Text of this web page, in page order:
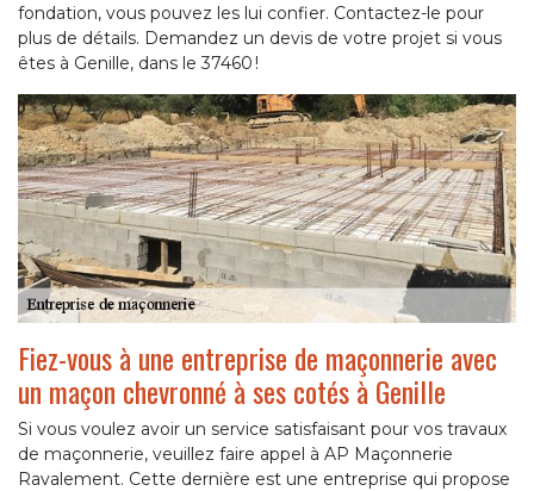
fondation, vous pouvez les lui confier. Contactez-le pour
plus de détails. Demandez un devis de votre projet si vous
êtes à Genille, dans le 37460 !
Fiez-vous à une entreprise de maçonnerie avec
un maçon chevronné à ses cotés à Genille
Si vous voulez avoir un service satisfaisant pour vos travaux
de maçonnerie, veuillez faire appel à AP Maçonnerie
Ravalement. Cette dernière est une entreprise qui propose